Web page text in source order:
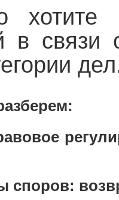
хотите
в связи
споров: